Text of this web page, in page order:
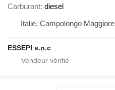
Carburant diesel
Italie, Campolongo Maggiore
ESSEPI s.n.c